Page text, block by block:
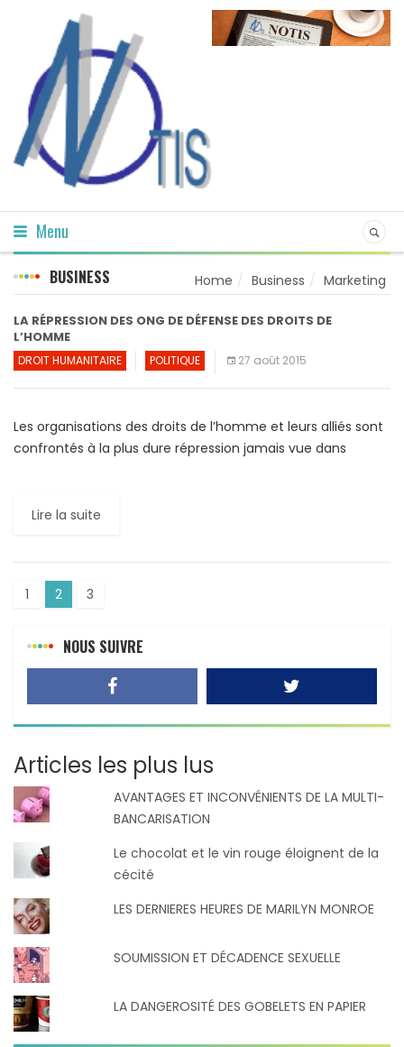
Menu
BUSINESS Home Business Marketing
LA RÉPRESSION DES ONG DE DÉFENSE DES DROITS DE
L’HOMME
DROIT HUMANITAIRE POLITIQUE 27 août 2015
Les organisations des droits de l’homme et leurs alliés sont
confrontés à la plus dure répression jamais vue dans
Lire la suite
1 2 3
NOUS SUIVRE
Articles les plus lus
AVANTAGES ET INCONVÉNIENTS DE LA MULTI-
BANCARISATION
Le chocolat et le vin rouge éloignent de la
cécité
LES DERNIERES HEURES DE MARILYN MONROE
SOUMISSION ET DÉCADENCE SEXUELLE
LA DANGEROSITÉ DES GOBELETS EN PAPIER